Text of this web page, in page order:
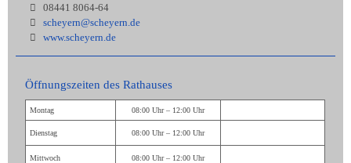
08441 8064-64
scheyern@scheyern.de
www.scheyern.de
Öffnungszeiten des Rathauses
Montag 08:00 Uhr – 12:00 Uhr
Dienstag 08:00 Uhr – 12:00 Uhr
Mittwoch 08:00 Uhr – 12:00 Uhr